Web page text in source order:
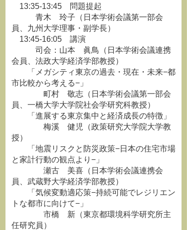
13:35-13:45 問題提起
青木 玲子（日本学術会議第一部会
員、九州大学理事・副学長）
13:45-16:05 講演
司会：山本 眞鳥（日本学術会議連携
会員、法政大学経済学部教授）
「メガシティ東京の過去・現在・未来−都
市比較から考える−」
町村 敬志（日本学術会議第一部会
員、一橋大学大学院社会学研究科教授）
「進展する東京集中と経済成長の特徴」
梅溪 健児（政策研究大学院大学教
授）
「地震リスクと防災政策−日本の住宅市場
と家計行動の観点より−」
瀬古 美喜（日本学術会議連携会
員、武蔵野大学経済学部教授）
「気候変動適応策−持続可能でレジリエン
トな都市に向けて−」
市橋 新（東京都環境科学研究所主
任研究員）